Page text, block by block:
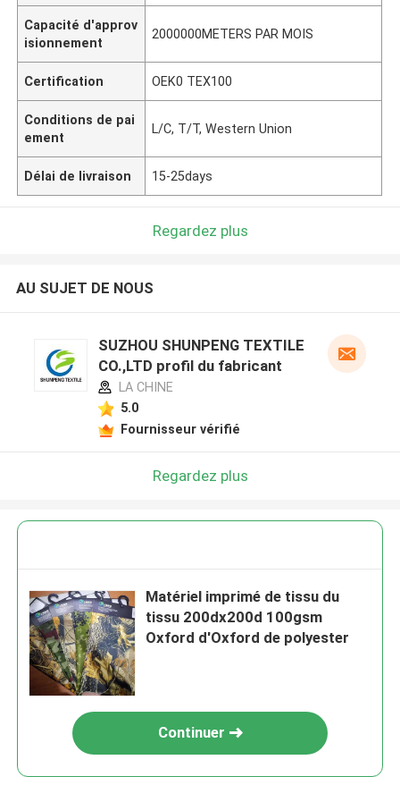
Capacité d'approv
isionnement
2000000METERS PAR MOIS
Certification OEK0 TEX100
Conditions de pai
ement
L/C, T/T, Western Union
Délai de livraison 15-25days
Regardez plus
AU SUJET DE NOUS
SUZHOU SHUNPENG TEXTILE
CO.,LTD profil du fabricant
LA CHINE
5.0
Fournisseur vérifié
Regardez plus
Matériel imprimé de tissu du
tissu 200dx200d 100gsm
Oxford d'Oxford de polyester
Continuer